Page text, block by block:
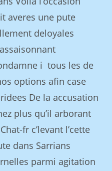
averes une pute
deloyales
i tous les de
options afin case
De la accusation
plus qu’il arborant
fr c’levant l’cette
dans Sarrians
parmi agitation